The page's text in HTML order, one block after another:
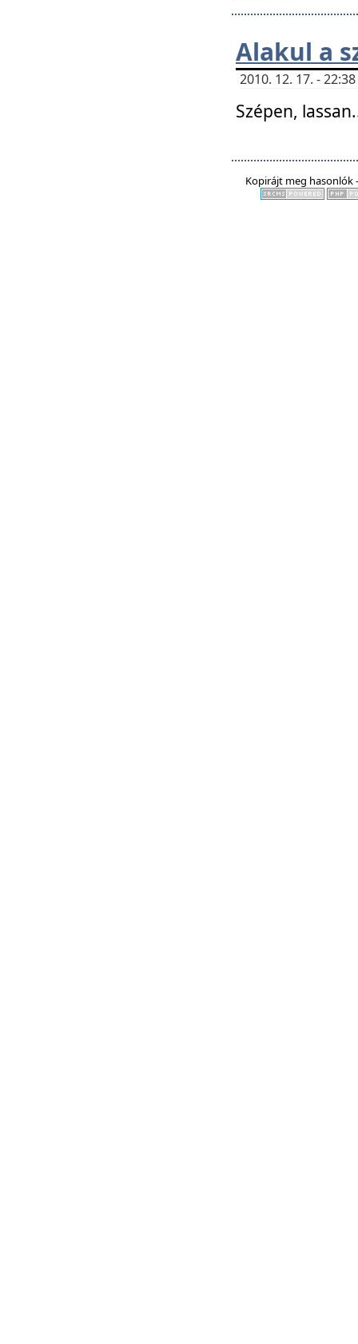
Alakul a
2010. 12. 17. -
Szépen,
Kopirájt meg hasonlók